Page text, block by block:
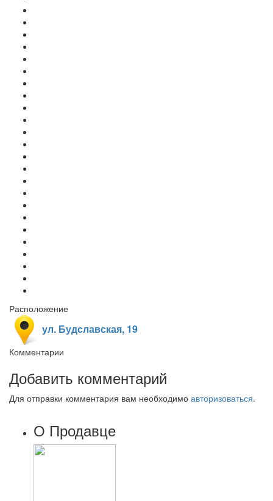
Расположение
ул. Будславская, 19
Комментарии
Добавить комментарий
Для отправки комментария вам необходимо авторизоваться.
О Продавце